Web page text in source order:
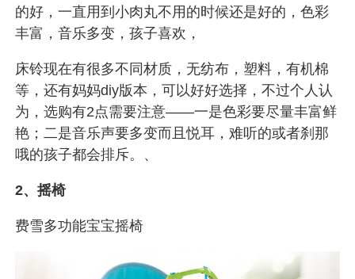
的好，一直用到小肉丸不用的时候还是好的，色彩
丰富，音乐多变，孩子喜欢，
床铃现在有很多不同材质，无纺布，塑料，有机棉
等，还有妈妈diy版本，可以好好选择，不过个人认
为，选购有2点需要注意——一是色彩要尽量丰富鲜
艳；二是音乐声要多变而且悦耳，难听的或者刹那
哦的孩子都会排斥。、
2、摇椅
费雪多功能宝宝摇椅